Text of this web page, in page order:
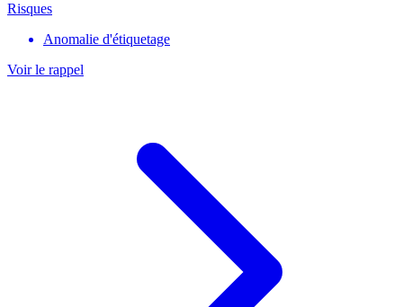
Risques
Anomalie d'étiquetage
Voir le rappel